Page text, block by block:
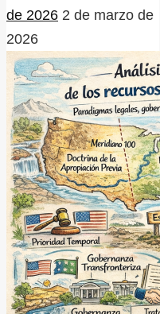
de 2026 2 de marzo de
2026